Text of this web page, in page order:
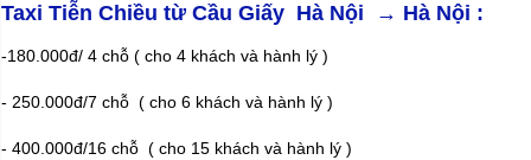
Taxi Tiễn Chiều từ Cầu Giấy Hà Nội → Hà Nội :
-180.000đ/ 4 chỗ ( cho 4 khách và hành lý )
- 250.000đ/7 chỗ ( cho 6 khách và hành lý )
- 400.000đ/16 chỗ ( cho 15 khách và hành lý )